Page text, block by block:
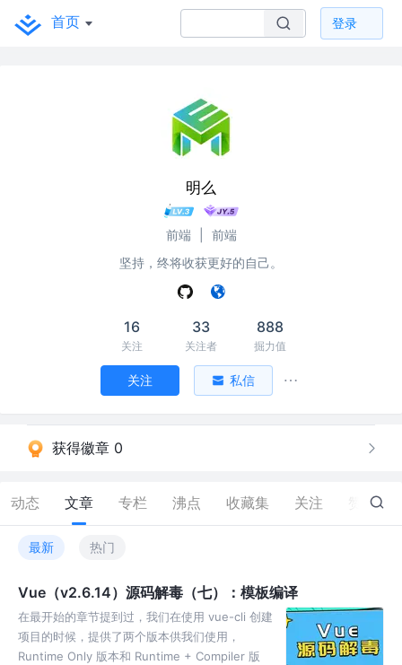
首页 登录
明么
前端
前端
坚持，终将收获更好的自己。
16
关注
33
关注者
888
掘力值
关注 私信
获得徽章 0
动态 文章 专栏 沸点 收藏集 关注 33
最新 热门
Vue（v2.6.14）源码解毒（七）：模板编译
在最开始的章节提到过，我们在使用 vue-cli 创建
项目的时候，提供了两个版本供我们使用，
Runtime Only 版本和 Runtime + Compiler 版